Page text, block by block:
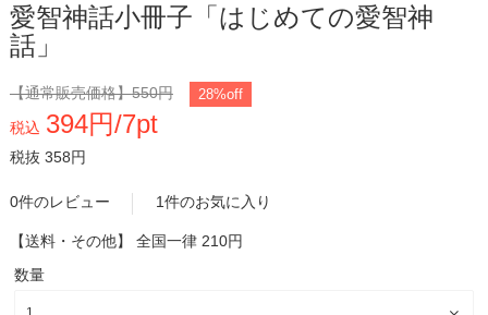
愛智神話小冊子「はじめての愛智神
話」
【通常販売価格】550円 28%off
税込 394円/7pt
税抜 358円
0件のレビュー 1件のお気に入り
【送料・その他】 全国一律 210円
数量